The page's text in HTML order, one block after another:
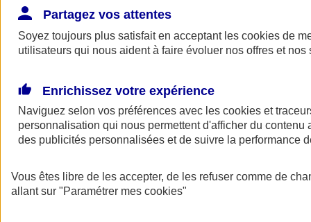
AXA Assurance
Partagez vos attentes
Soyez toujours plus satisfait en acceptant les cookies de
utilisateurs qui nous aident à faire évoluer nos offres et nos
Enrichissez votre expérience
Naviguez selon vos préférences avec les cookies et
personnalisation qui nous permettent d'afficher du contenu
des publicités personnalisées et de suivre la performance
Vous êtes libre de les accepter, de les refuser comme de
allant sur "Paramétrer mes cookies"